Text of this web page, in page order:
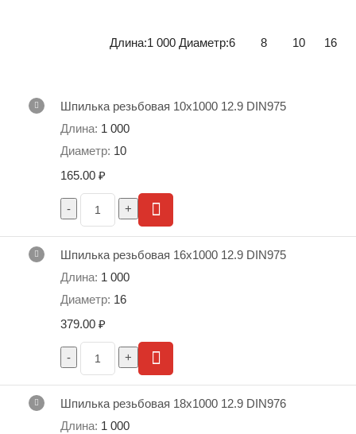
Длина:1 000 Диаметр:6 8 10 16
Шпилька резьбовая 10х1000 12.9 DIN975
1 000
10
165.00 ₽
Шпилька резьбовая 16х1000 12.9 DIN975
1 000
16
379.00 ₽
Шпилька резьбовая 18х1000 12.9 DIN976
1 000